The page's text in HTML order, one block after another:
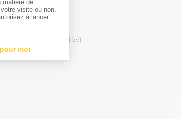
(Nano-SIM, dual stand-by)